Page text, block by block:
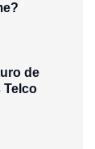
de
Telco